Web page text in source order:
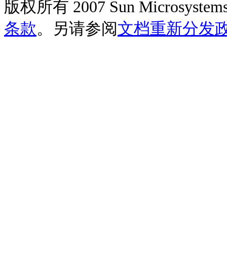
版权所有 2007 Sun
条款。另请参阅文档重新分发